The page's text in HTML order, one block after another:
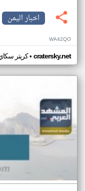
اخبار اليمن
WA42QO
كريتر• cratersky.net